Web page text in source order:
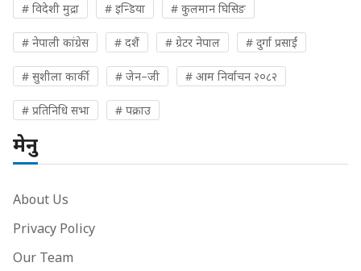
# विदेशी मुद्रा # इन्डिया # कुलमान घिसिङ
# नेपाली कांग्रेस # दशैं # ग्रेटर नेपाल # दुर्गा प्रसाईं
# सुशीला कार्की # जेन–जी # आम निर्वाचन २०८२
# प्रतिनिधि सभा # पक्राउ
मेनु
About Us
Privacy Policy
Our Team